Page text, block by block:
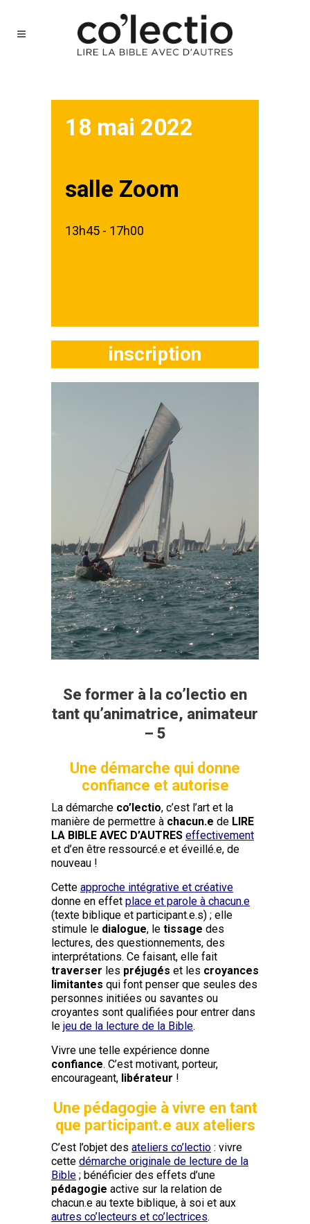
18 mai 2022
salle Zoom
13h45 - 17h00
inscription
Se former à la co’lectio en
tant qu’animatrice, animateur
– 5
Une démarche qui donne
confiance et autorise
La démarche co’lectio, c’est l’art et la
manière de permettre à chacun.e de LIRE
LA BIBLE AVEC D’AUTRES effectivement
et d’en être ressourcé.e et éveillé.e, de
nouveau !
Cette approche intégrative et créative
donne en effet place et parole à chacun.e
(texte biblique et participant.e.s) ; elle
stimule le dialogue, le tissage des
lectures, des questionnements, des
interprétations. Ce faisant, elle fait
traverser les préjugés et les croyances
limitantes qui font penser que seules des
personnes initiées ou savantes ou
croyantes sont qualifiées pour entrer dans
le jeu de la lecture de la Bible.
Vivre une telle expérience donne
confiance. C’est motivant, porteur,
encourageant, libérateur !
Une pédagogie à vivre en tant
que participant.e aux ateliers
C’est l’objet des ateliers co’lectio : vivre
cette démarche originale de lecture de la
Bible ; bénéficier des effets d’une
pédagogie active sur la relation de
chacun.e au texte biblique, à soi et aux
autres co’lecteurs et co’lectrices.